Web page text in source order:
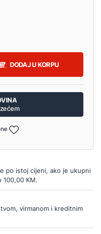
DODAJ U KORPU
po istoj cijeni, ako je ukupni
100,00 KM.
virmanom i kreditnim